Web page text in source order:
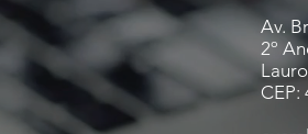
Av.
2º
CEP: